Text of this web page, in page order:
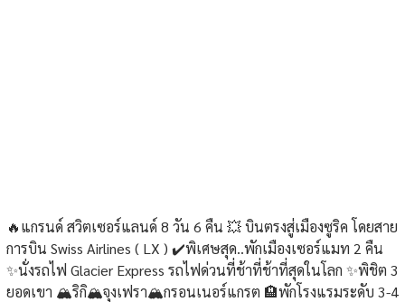
🔥แกรนด์ สวิตเซอร์แลนด์ 8 วัน 6 คืน 💥 บินตรงสู่เมืองซูริค โดยสาย
การบิน Swiss Airlines ( LX ) ✔️พิเศษสุด..พักเมืองเซอร์แมท 2 คืน
✨นั่งรถไฟ Glacier Express รถไฟด่วนที่ช้าที่ช้าที่สุดในโลก ✨พิชิต 3
ยอดเขา 🏔️ริกิ🏔️จุงเฟรา🏔️กรอนเนอร์แกรต 🏨พักโรงแรมระดับ 3-4